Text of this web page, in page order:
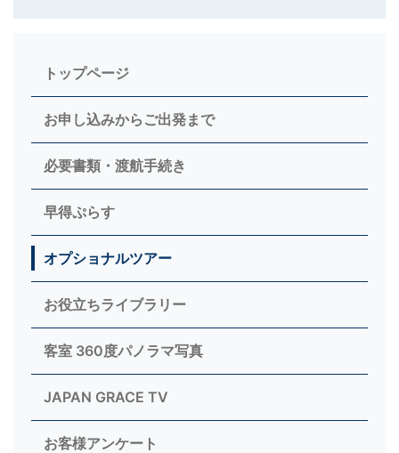
トップページ
お申し込みからご出発まで
必要書類・渡航手続き
早得ぷらす
オプショナルツアー
お役立ちライブラリー
客室 360度パノラマ写真
JAPAN GRACE TV
お客様アンケート